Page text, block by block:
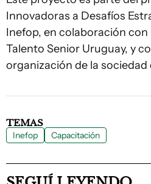
Innovadoras a Desafíos
Inefop, en colaboración con
Talento Senior Uruguay, y
organización de la sociedad
TEMAS
Inefop Capacitación